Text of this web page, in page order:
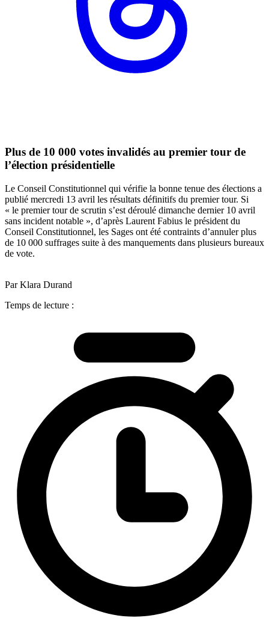
Plus de 10 000 votes invalidés au premier tour de
l’élection présidentielle
Le Conseil Constitutionnel qui vérifie la bonne tenue des élections a
publié mercredi 13 avril les résultats définitifs du premier tour. Si
« le premier tour de scrutin s’est déroulé dimanche dernier 10 avril
sans incident notable », d’après Laurent Fabius le président du
Conseil Constitutionnel, les Sages ont été contraints d’annuler plus
de 10 000 suffrages suite à des manquements dans plusieurs bureaux
de vote.
Par Klara Durand
Temps de lecture :